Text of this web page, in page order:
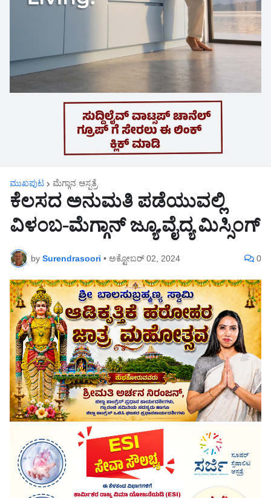
ಮುಖಪುಟ ಮೆಗ್ಗಾನ ಆಸ್ಪತ್ರೆ
ಕೆಲಸದ ಅನುಮತಿ ಪಡೆಯುವಲ್ಲಿ
ವಿಳಂಬ-ಮೆಗ್ಗಾನ್ ಜ್ಯೂ.ವೈದ್ಯ ಮಿಸ್ಸಿಂಗ್
by Surendrasoori • ಅಕ್ಟೋಬರ್ 02, 2024 0